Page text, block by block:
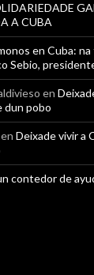
A CUBA
en Cuba:
Sebio,
en
dun pobo
en Deixade vivir a
contedor de